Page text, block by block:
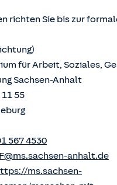
richten Sie bis zur
für Arbeit, Soziales,
Sachsen-Anhalt
55
567 4530
anhalt.de
ms.sachsen-